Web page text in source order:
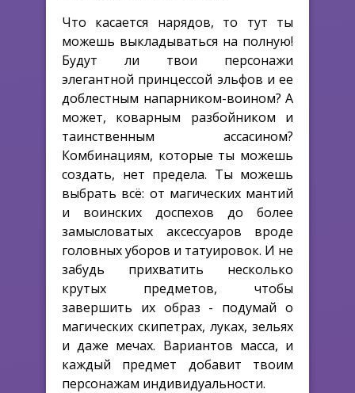
Что касается нарядов, то тут ты
можешь выкладываться на полную!
Будут ли твои персонажи
элегантной принцессой эльфов и ее
доблестным напарником-воином? А
может, коварным разбойником и
таинственным ассасином?
Комбинациям, которые ты можешь
создать, нет предела. Ты можешь
выбрать всё: от магических мантий
и воинских доспехов до более
замысловатых аксессуаров вроде
головных уборов и татуировок. И не
забудь прихватить несколько
крутых предметов, чтобы
завершить их образ - подумай о
магических скипетрах, луках, зельях
и даже мечах. Вариантов масса, и
каждый предмет добавит твоим
персонажам индивидуальности.